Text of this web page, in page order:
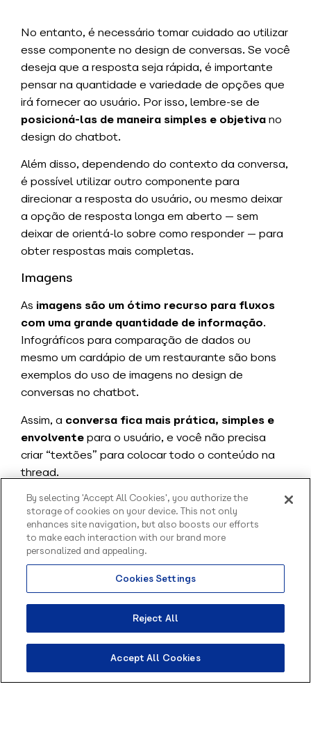
No entanto, é necessário tomar cuidado ao utilizar
esse componente no design de conversas. Se você
deseja que a resposta seja rápida, é importante
pensar na quantidade e variedade de opções que
irá fornecer ao usuário. Por isso, lembre-se de
posicioná-las de maneira simples e objetivano
design do chatbot.
Além disso, dependendo do contexto da conversa,
é possível utilizar outro componente para
direcionar a resposta do usuário, ou mesmo deixar
a opção de resposta longa em aberto — sem
deixar de orientá-lo sobre como responder — para
obter respostas mais completas.
Imagens
As imagens são um ótimo recurso para fluxos
com uma grande quantidade de informação.
Infográficos para comparação de dados ou
mesmo um cardápio de um restaurante são bons
exemplos do uso de imagens no design de
conversas no chatbot.
Assim, a conversa fica mais prática, simples e
envolventepara o usuário, e você não precisa
criar “textões” para colocar todo o conteúdo na
thread.
Porém, lembre-se de que as imagens sozinhas
podem não ser uma boa opção para pessoas
cegas, por exemplo, que utilizam o celular com
voiceover.
Diante disso, é importante ter um descritivo da
imagem ou repensar o conteúdo que está sendo
mostrado nela. Acessibilidade em chatbots ainda é
algo que está em evolução, e não podemos nos
esquecer disso.
Boas práticas no design de
By selecting 'Accept All Cookies', you authorize the
storage of cookies on your device. This not only
enhances site navigation, but also boosts our efforts
to make each interaction with our brand more
personalized and appealing.
Cookies Settings
Reject All
Accept All Cookies
Olá, sou o Contato
inteligente da Blip.
Como posso te ajudar?